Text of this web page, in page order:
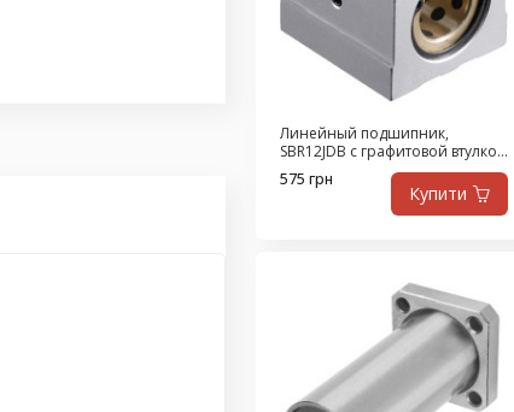
Линейный подшипник,
SBR12JDB с графитовой втулкой
из высокопрочной латуни,
самосмазывающийся
575 грн
Купити